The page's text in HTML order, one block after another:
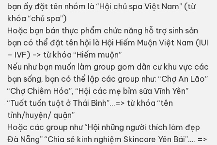
bạn ấy đặt tên nhóm là “Hội chủ spa Việt Nam” (từ
khóa “chủ spa”)
Hoặc bạn bán thực phẩm chức năng hỗ trợ sinh sản
bạn có thể đặt tên hội là Hội Hiếm Muộn Việt Nam (IUI
– IVF) -> từ khóa “Hiếm muộn”
Nếu như bạn muốn làm group gom dân cư khu vực các
bạn sống, bạn có thể lập các group như: “Chợ An Lão”
“Chợ Chiêm Hóa”, “Hội các mẹ bỉm sữa Vĩnh Yên”
“Tuốt tuồn tuột ở Thái Bình”…=> từ khóa “tên
tỉnh/huyện/ quận”
Hoặc các group như “Hội những người thích làm đẹp
Đà Nẵng” “Chia sẻ kinh nghiệm Skincare Yên Bái”…. =>